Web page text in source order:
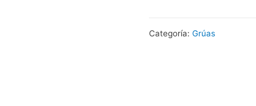
Categoría: Grúas